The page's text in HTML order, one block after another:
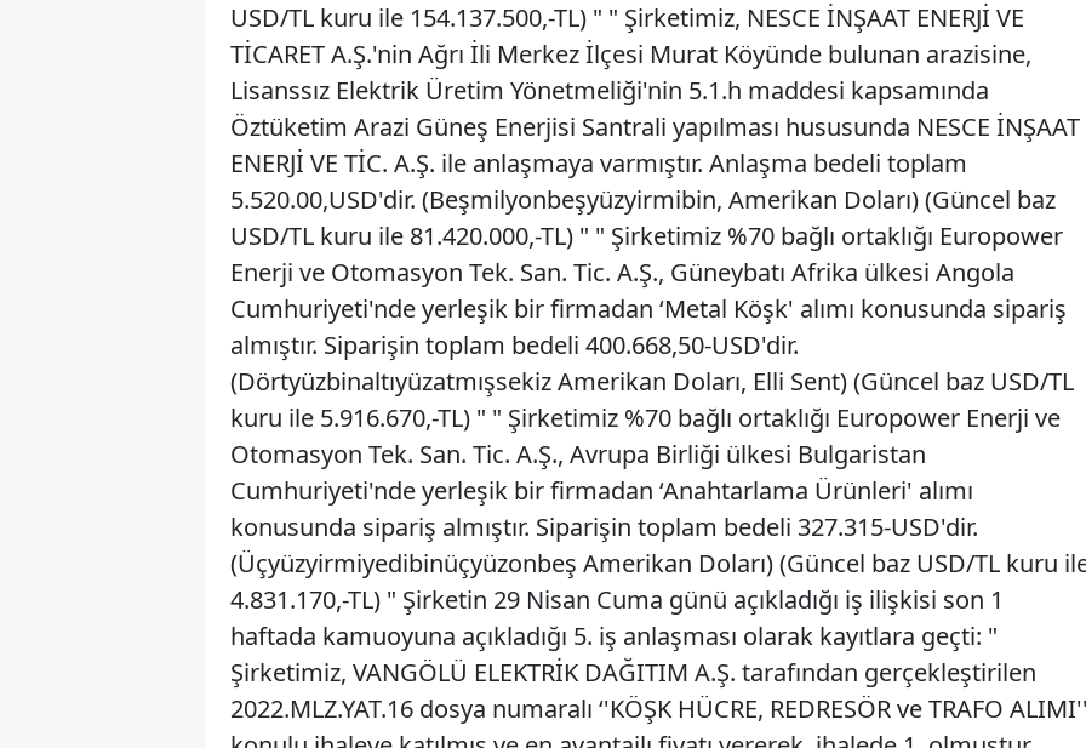
USD/TL kuru ile 154.137.500,-TL) " " Şirketimiz, NESCE İNŞAAT ENERJİ VE
TİCARET A.Ş.'nin Ağrı İli Merkez İlçesi Murat Köyünde bulunan arazisine,
Lisanssız Elektrik Üretim Yönetmeliği'nin 5.1.h maddesi kapsamında
Öztüketim Arazi Güneş Enerjisi Santrali yapılması hususunda NESCE İNŞAAT
ENERJİ VE TİC. A.Ş. ile anlaşmaya varmıştır. Anlaşma bedeli toplam
5.520.00,USD'dir. (Beşmilyonbeşyüzyirmibin, Amerikan Doları) (Güncel baz
USD/TL kuru ile 81.420.000,-TL) " " Şirketimiz %70 bağlı ortaklığı Europower
Enerji ve Otomasyon Tek. San. Tic. A.Ş., Güneybatı Afrika ülkesi Angola
Cumhuriyeti'nde yerleşik bir firmadan ‘Metal Köşk' alımı konusunda sipariş
almıştır. Siparişin toplam bedeli 400.668,50-USD'dir.
(Dörtyüzbinaltıyüzatmışsekiz Amerikan Doları, Elli Sent) (Güncel baz USD/TL
kuru ile 5.916.670,-TL) " " Şirketimiz %70 bağlı ortaklığı Europower Enerji ve
Otomasyon Tek. San. Tic. A.Ş., Avrupa Birliği ülkesi Bulgaristan
Cumhuriyeti'nde yerleşik bir firmadan ‘Anahtarlama Ürünleri' alımı
konusunda sipariş almıştır. Siparişin toplam bedeli 327.315-USD'dir.
(Üçyüzyirmiyedibinüçyüzonbeş Amerikan Doları) (Güncel baz USD/TL kuru
4.831.170,-TL) " Şirketin 29 Nisan Cuma günü açıkladığı iş ilişkisi son 1
haftada kamuoyuna açıkladığı 5. iş anlaşması olarak kayıtlara geçti: "
Şirketimiz, VANGÖLÜ ELEKTRİK DAĞITIM A.Ş. tarafından gerçekleştirilen
2022.MLZ.YAT.16 dosya numaralı ‘'KÖŞK HÜCRE, REDRESÖR ve TRAFO